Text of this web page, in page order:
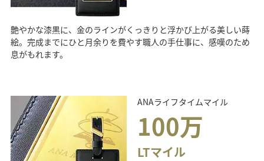
艶やかな漆黒に、金のラインがくっきりと浮かび上がる美しい蒔
絵。完成までにひと月余りを費やす職人の手仕事に、感嘆のため
息がもれます。
ANAライフタイムマイル
100万
LTマイル